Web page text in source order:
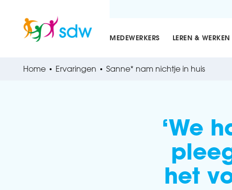
MEDEWERKERS LEREN & WERKEN
Home Ervaringen Sanne* nam nichtje in huis
‘We
het